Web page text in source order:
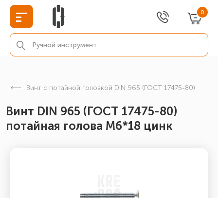
0
Винт с потайной головкой DIN 965 (ГОСТ 17475-80)
Винт DIN 965 (ГОСТ 17475-80)
потайная голова М6*18 цинк